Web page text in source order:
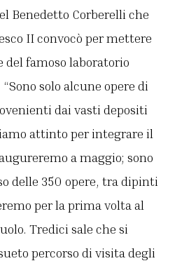
Benedetto Corberelli che
II convocò per mettere
del famoso laboratorio
solo alcune opere di
dai vasti depositi
attinto per integrare il
a maggio; sono
delle 350 opere, tra dipinti
per la prima volta al
Tredici sale che si
percorso di visita degli